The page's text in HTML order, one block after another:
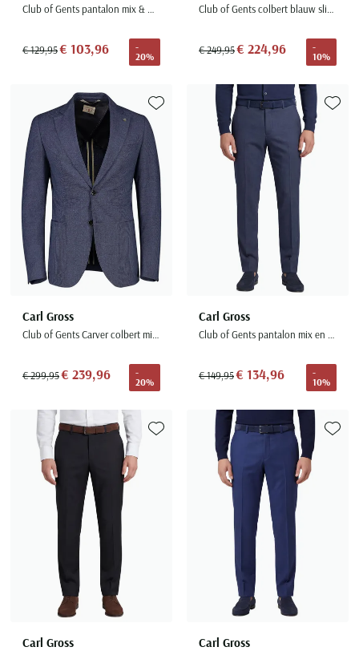
Club of Gents pantalon mix & match blauw slim fit
€ 129,95€ 103,96
-
20%
Club of Gents colbert blauw slim fit
€ 249,95€ 224,96
-
10%
Carl Gross
Club of Gents Carver colbert mix & match donkerblauw
€ 299,95€ 239,96
-
20%
Toevoegen aan favorieten
Carl Gross
Club of Gents pantalon mix en match donkerblauw gemêleerd wol slim fit
€ 149,95€ 134,96
-
10%
Carl Gross
Toevoegen aan favorieten
Carl Gross